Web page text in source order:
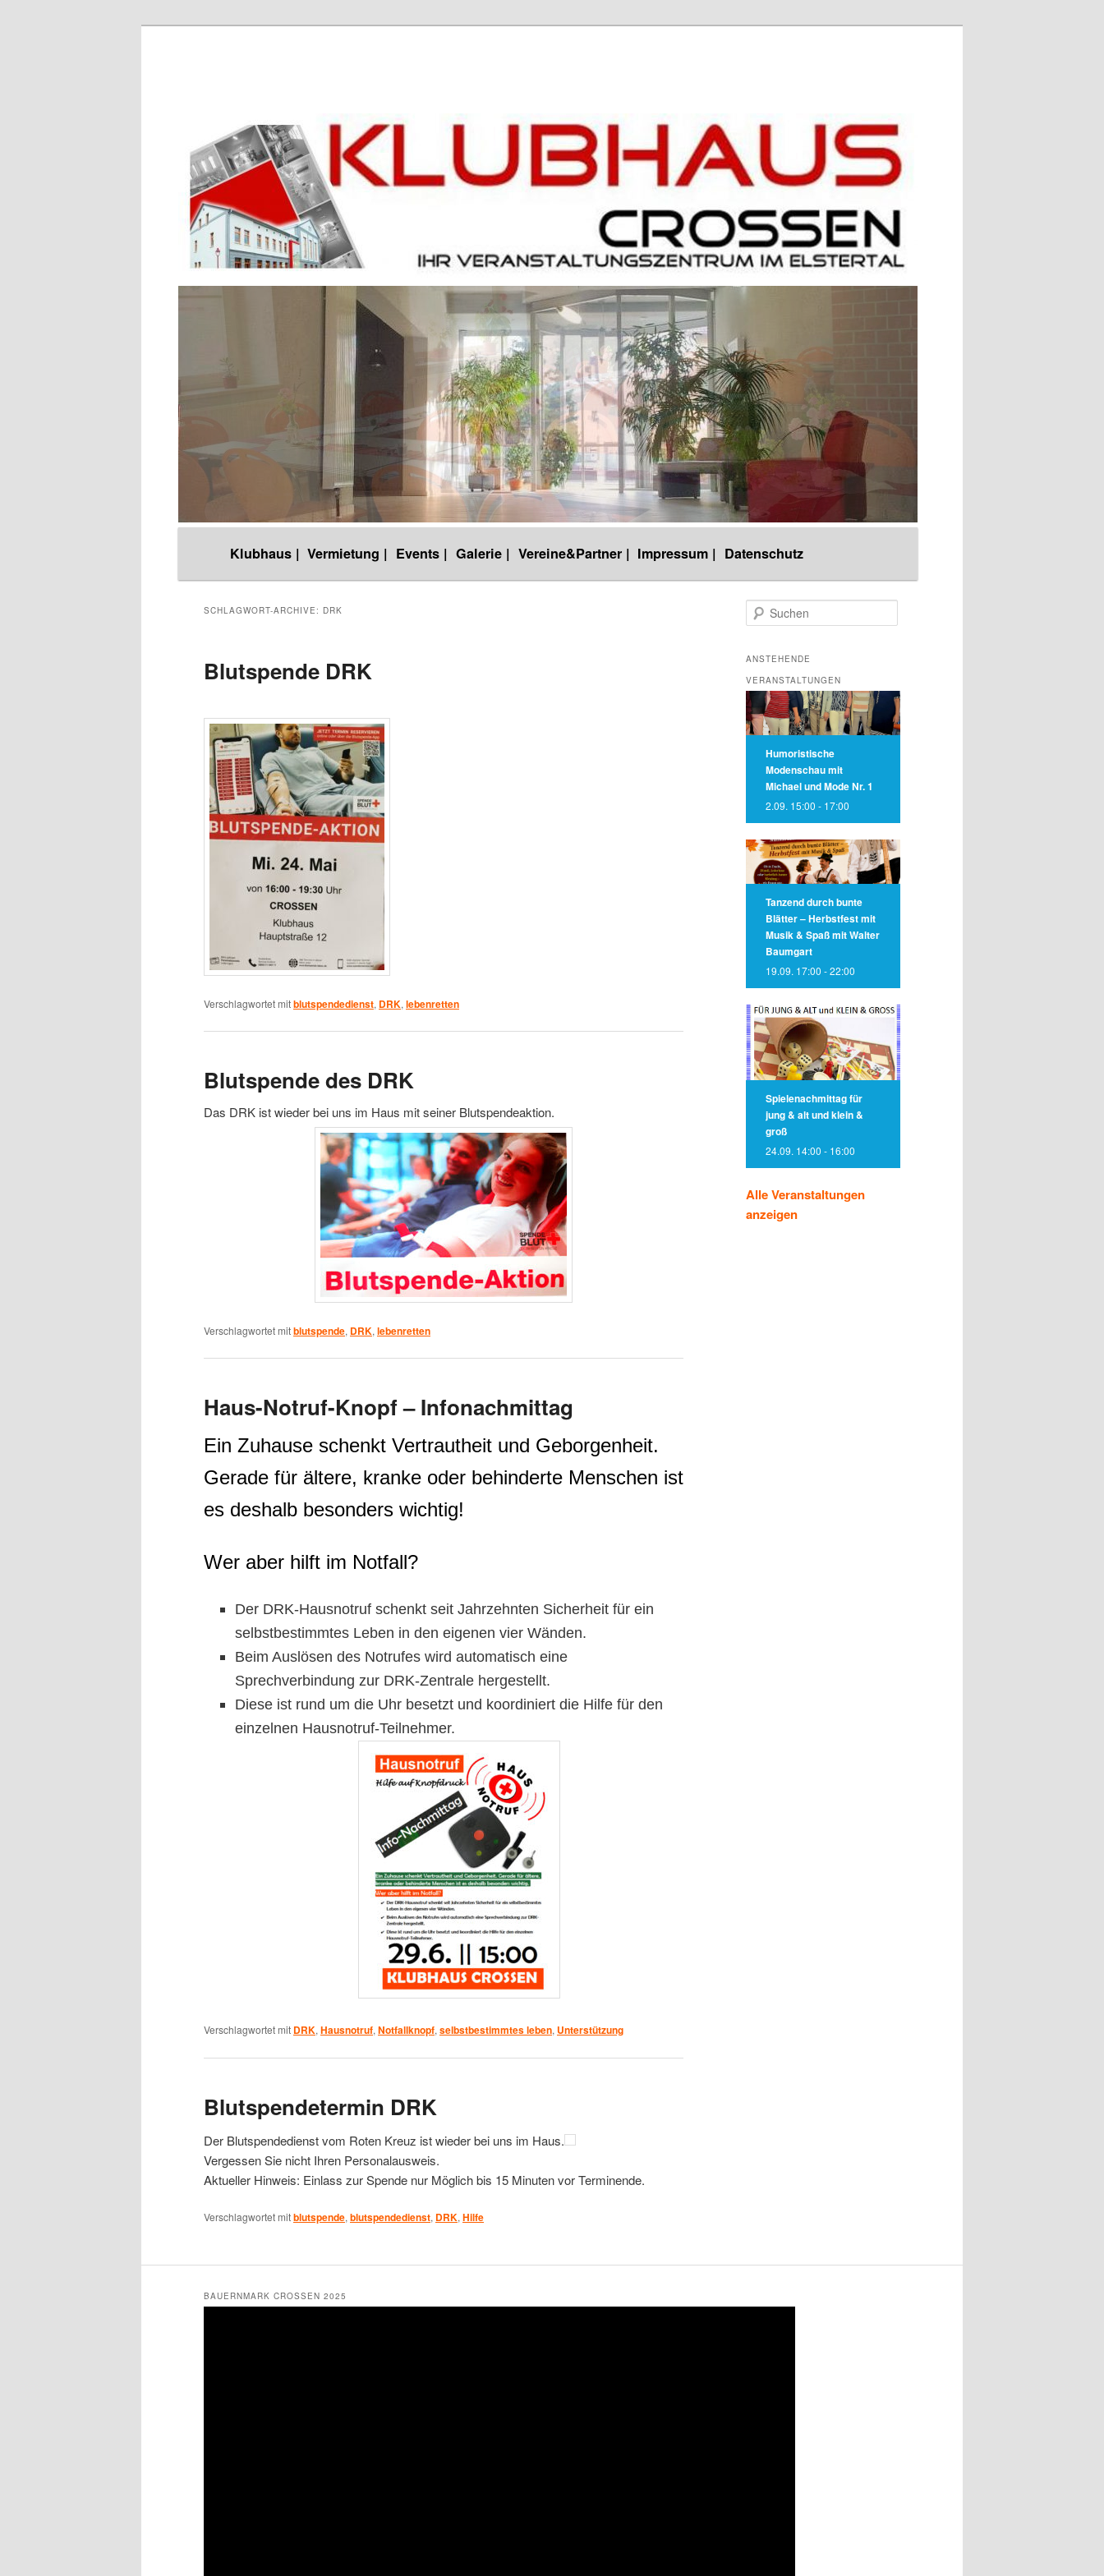
Zum
Inhalt
wechseln
Zum
sekundären
Inhalt
Klubhaus | Vermietung | Events | Galerie | Vereine&Partner | Impressum | Datenschutz
SCHLAGWORT-ARCHIVE: DRK
Blutspende DRK
Verschlagwortet mitblutspendedienst, DRK, lebenretten
Blutspende des DRK
Das DRK ist wieder bei uns im Haus mit seiner Blutspendeaktion.
Verschlagwortet mitblutspende, DRK, lebenretten
Haus-Notruf-Knopf – Infonachmittag
Ein Zuhause schenkt Vertrautheit und Geborgenheit.
Gerade für ältere, kranke oder behinderte Menschen ist
es deshalb besonders wichtig!
Wer aber hilft im Notfall?
Der DRK-Hausnotruf schenkt seit Jahrzehnten Sicherheit für ein
selbstbestimmtes Leben in den eigenen vier Wänden.
Beim Auslösen des Notrufes wird automatisch eine
Sprechverbindung zur DRK-Zentrale hergestellt.
Diese ist rund um die Uhr besetzt und koordiniert die Hilfe für den
einzelnen Hausnotruf-Teilnehmer.
Verschlagwortet mit DRK, Hausnotruf, Notfallknopf, selbstbestimmtes leben, Unterstützung
Blutspendetermin DRK
Der Blutspendedienst vom Roten Kreuz ist wieder bei uns im Haus.
Vergessen Sie nicht Ihren Personalausweis.
Aktueller Hinweis: Einlass zur Spende nur Möglich bis 15 Minuten vor Terminende.
Verschlagwortet mitblutspende, blutspendedienst, DRK, Hilfe
u
h
n
ANSTEHENDE
VERANSTALTUNGEN
Humoristische
Modenschau mit
Michael und Mode Nr. 1
2.09. 15:00 - 17:00
Tanzend durch bunte
Blätter – Herbstfest mit
Musik & Spaß mit Walter
Baumgart
19.09. 17:00 -22:00
Spielenachmittag für
jung & alt und klein &
groß
24.09. 14:00 - 16:00
Alle Veranstaltungen
anzeigen
BAUERNMARK CROSSEN 2025